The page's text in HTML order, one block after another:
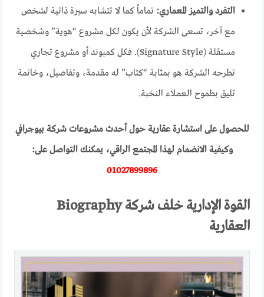
التفرد والتميز المعماري: تماماً كما لا تتشابه سيرة ذاتية لشخص
مع آخر، تسعى الشركة لأن يكون لكل مشروع “هوية” وشخصية
مستقلة (Signature Style). فكل كمبوند أو مشروع تجاري
تطرحه الشركة هو بمثابة “كتاب” له مقدمة، وتفاصيل، وخاتمة
تليق بطموح العملاء النخبة.
للحصول على استشارة عقارية حول أحدث مشروعات شركة بيوجرافي
وكيفية الانضمام لهذا المجتمع الراقي، يمكنك التواصل على:
01027899896
القوة الإدارية خلف شركة Biography
العقارية